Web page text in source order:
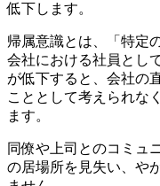
低下します。
帰属意識とは、「特定
会社における社員とし
が低下すると、会社の
こととして考えられな
ます。
同僚や上司とのコミュ
の居場所を見失い、や